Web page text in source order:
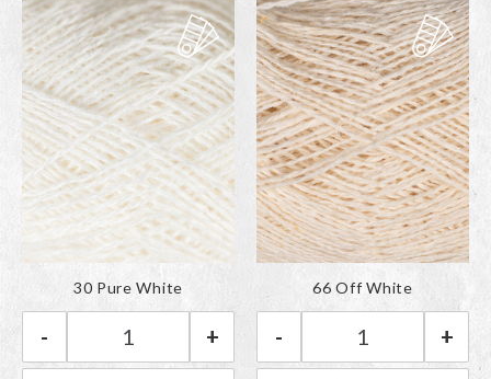
Färgen har lagts till i
paletten
BC Garn Lino | 30 Pure White mängd
- +
30 Pure White
Färgen har lagts till i
paletten
BC Garn Lino |
- +
66 Off White